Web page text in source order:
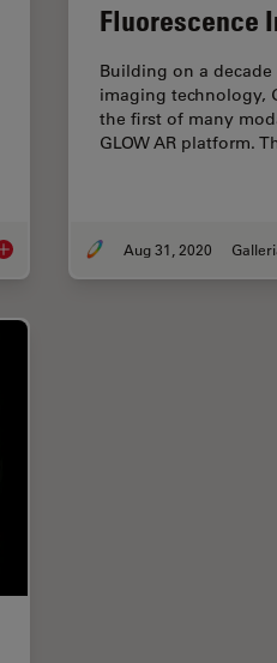
Augmented Reality
Fluorescence
Building on a
imaging technology,
the first of many
GLOW AR platform.
Aug 31, 2020